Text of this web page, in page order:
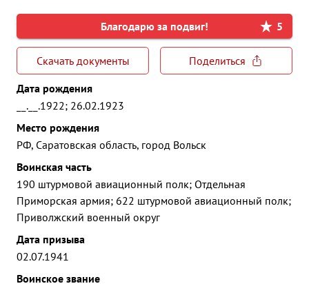
Благодарю за подвиг! 5
Скачать документы
Поделиться
Дата рождения
__.__.1922; 26.02.1923
Место рождения
РФ, Саратовская область, город Вольск
Воинская часть
190 штурмовой авиационный полк; Отдельная
Приморская армия; 622 штурмовой авиационный полк;
Приволжский военный округ
Дата призыва
02.07.1941
Воинское звание